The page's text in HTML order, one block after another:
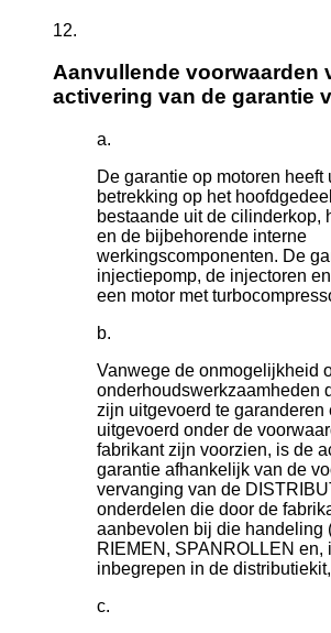
Aanvullende voorwaarden
activering van de garantie
De garantie op motoren heeft
betrekking op het
bestaande uit de cilinderkop,
en de bijbehorende interne
werkingscomponenten. De
injectiepomp, de injectoren
een motor met
Vanwege de onmogelijkheid
onderhoudswerkzaamheden
zijn uitgevoerd te garanderen
uitgevoerd onder de
fabrikant zijn voorzien, is de
garantie afhankelijk van de
vervanging van de
onderdelen die door de
aanbevolen bij die handeling
RIEMEN, SPANROLLEN en,
inbegrepen in de